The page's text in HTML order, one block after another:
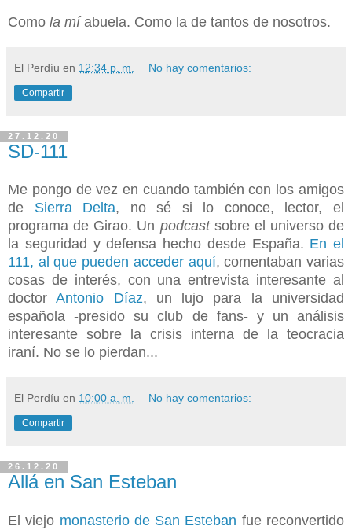
Como la míabuela. Como la de tantos de nosotros.
El Perdíu en 12:34 p. m. No hay comentarios:
Compartir
27.12.20
SD-111
Me pongo de vez en cuando también con los amigos
de Sierra Delta, no sé si lo conoce, lector, el
programa de Girao. Un podcastsobre el universo de
la seguridad y defensa hecho desde España. En el
111, al que pueden acceder aquí, comentaban varias
cosas de interés, con una entrevista interesante al
doctorAntonio Díaz, un lujo para la universidad
española -presido su club de fans- y un análisis
interesante sobre la crisis interna de la teocracia
iraní. No se lo pierdan...
El Perdíu en 10:00 a. m. No hay comentarios:
Compartir
26.12.20
Allá en San Esteban
El viejo monasterio de San Esteban fue reconvertido